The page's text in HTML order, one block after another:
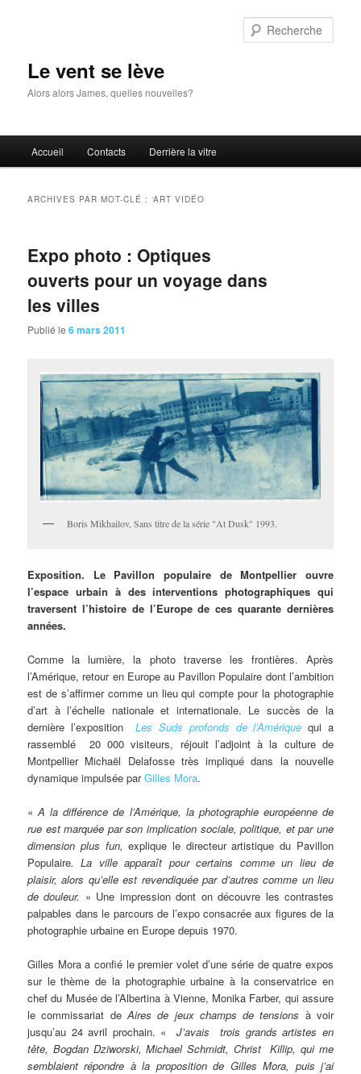
Le vent se lève
Alors alors James, quelles nouvelles?
principal
Accueil Contacts Derrière la vitre
ARCHIVES PAR MOT-CLÉ :‘ART VIDÉO
Expo photo : Optiques
ouverts pour un voyage dans
les villes
Publié le6 mars 2011
Boris Mikhailov, Sans titre de la série "At Dusk" 1993.
Exposition. Le Pavillon populaire de Montpellier ouvre
l’espace urbain à des interventions photographiques qui
traversent l’histoire de l’Europe de ces quarante dernières
années.
Comme la lumière, la photo traverse les frontières. Après
l’Amérique, retour en Europe au Pavillon Populaire dont l’ambition
est de s’affirmer comme un lieu qui compte pour la photographie
d’art à l’échelle nationale et internationale. Le succès de la
dernière l’expositionLes Suds profonds de l’Amériquequi a
rassemblé 20 000 visiteurs, réjouit l’adjoint à la culture de
Montpellier Michaël Delafosse très impliqué dans la nouvelle
dynamique impulsée parGilles Mora.
« A la différence de l’Amérique, la photographie européenne de
rue est marquée par son implication sociale, politique, et par une
dimension plus fun,explique le directeur artistique du Pavillon
Populaire. La ville apparaît pour certains comme un lieu de
plaisir, alors qu’elle est revendiquée par d’autres comme un lieu
de douleur. » Une impression dont on découvre les contrastes
palpables dans le parcours de l’expo consacrée aux figures de la
photographie urbaine en Europe depuis 1970.
Gilles Mora a confié le premier volet d’une série de quatre expos
sur le thème de la photographie urbaine à la conservatrice en
chef du Musée de l’Albertina à Vienne, Monika Farber, qui assure
le commissariat deAires de jeux champs de tensions à voir
jusqu’au 24 avril prochain. «J’avais trois grands artistes en
tête, Bogdan Dziworski, Michael Schmidt, Christ Killip, qui me
semblaient répondre à la proposition de Gilles Mora, puis j’ai